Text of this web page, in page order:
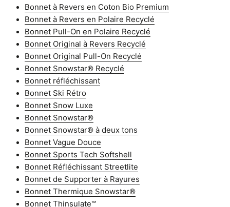
Bonnet à Revers en Coton Bio Premium
Bonnet à Revers en Polaire Recyclé
Bonnet Pull-On en Polaire Recyclé
Bonnet Original à Revers Recyclé
Bonnet Original Pull-On Recyclé
Bonnet Snowstar® Recyclé
Bonnet réfléchissant
Bonnet Ski Rétro
Bonnet Snow Luxe
Bonnet Snowstar®
Bonnet Snowstar® à deux tons
Bonnet Vague Douce
Bonnet Sports Tech Softshell
Bonnet Réfléchissant Streetlite
Bonnet de Supporter à Rayures
Bonnet Thermique Snowstar®
Bonnet Thinsulate™